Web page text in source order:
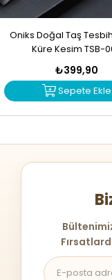
Oniks Doğal Taş
Küre Kesim TSB-
₺399,90
Sepete Ekle